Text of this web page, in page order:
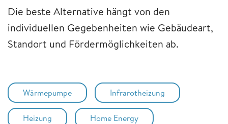
Die beste Alternative hängt von den
individuellen Gegebenheiten wie Gebäudeart,
Standort und Fördermöglichkeiten ab.
Wärmepumpe Infrarotheizung
Heizung Home Energy